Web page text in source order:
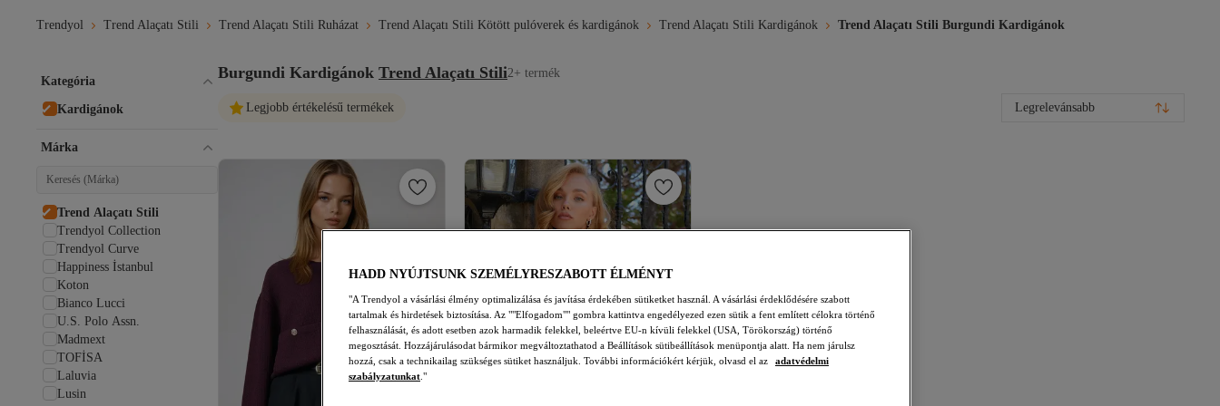
Trendyol Trend Alaçatı Stili Trend Alaçatı Stili Ruházat Trend Alaçatı Stili Kötött pulóverek és kardigánok Trend Alaçatı Stili Kardigánok Trend Alaçatı Stili Burgundi Kardigánok
Burgundi Kardigánok Trend Alaçatı Stili2+ termék
Legjobb értékelésű termékek Legrelevánsabb
Kategória
Kardigánok
Márka
Trend Alaçatı Stili
Trendyol Collection
Trendyol Curve
Happiness İstanbul
Koton
Bianco Lucci
U.S. Polo Assn.
Madmext
TOFİSA
Laluvia
Lusin
HADD NYÚJTSUNK SZEMÉLYRESZABOTT ÉLMÉNYT
"A Trendyol a vásárlási élmény optimalizálása és javítása érdekében sütiketket használ. A vásárlási érdeklődésére szabott
tartalmak és hirdetések biztosítása. Az ""Elfogadom"" gombra kattintva engedélyezed ezen sütik a fent említett célokra történő
felhasználását, és adott esetben azok harmadik felekkel, beleértve EU-n kívüli felekkel (USA, Törökország) történő
megosztását. Hozzájárulásodat bármikor megváltoztathatod a Beállítások sütibeállítások menüpontja alatt. Ha nem járulsz
hozzá, csak a technikailag szükséges sütiket használjuk. További információkért kérjük, olvasd el az
adatvédelmi
szabályzatunkat ."